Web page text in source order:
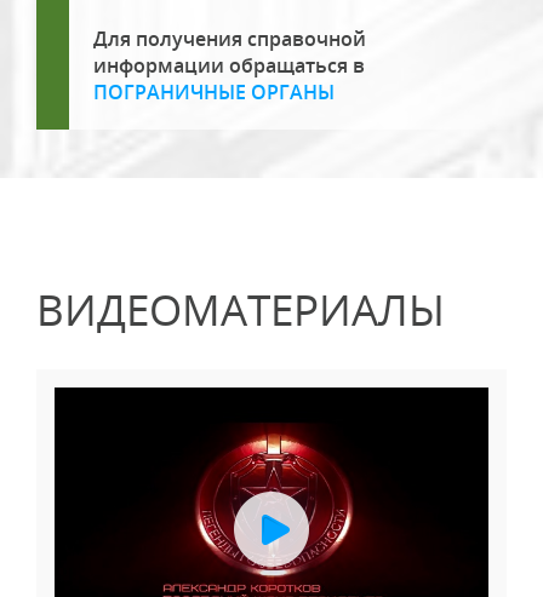
Для получения справочной
информации обращаться в
ПОГРАНИЧНЫЕ ОРГАНЫ
ВИДЕОМАТЕРИАЛЫ